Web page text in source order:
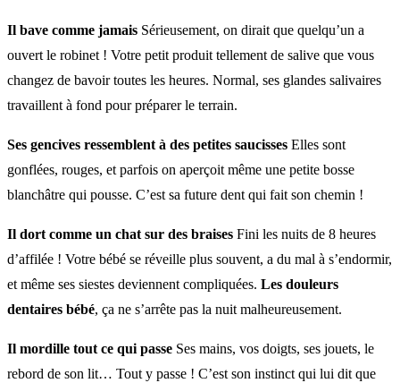
Il bave comme jamais Sérieusement, on dirait que quelqu’un a
ouvert le robinet ! Votre petit produit tellement de salive que vous
changez de bavoir toutes les heures. Normal, ses glandes salivaires
travaillent à fond pour préparer le terrain.
Ses gencives ressemblent à des petites saucisses Elles sont
gonflées, rouges, et parfois on aperçoit même une petite bosse
blanchâtre qui pousse. C’est sa future dent qui fait son chemin !
Il dort comme un chat sur des braises Fini les nuits de 8 heures
d’affilée ! Votre bébé se réveille plus souvent, a du mal à s’endormir,
et même ses siestes deviennent compliquées. Les douleurs
dentaires bébé, ça ne s’arrête pas la nuit malheureusement.
Il mordille tout ce qui passe Ses mains, vos doigts, ses jouets, le
rebord de son lit… Tout y passe ! C’est son instinct qui lui dit que